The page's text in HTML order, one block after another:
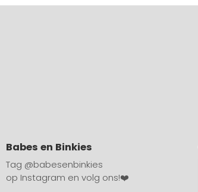
Babes en Binkies
Tag @babesenbinkies
op Instagram en volg ons!❤️